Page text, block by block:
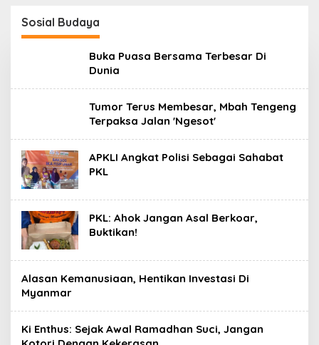
Persatuan Bangsa
Sosial Budaya
Buka Puasa Bersama Terbesar Di
Dunia
Tumor Terus Membesar, Mbah Tengeng
Terpaksa Jalan 'Ngesot'
APKLI Angkat Polisi Sebagai Sahabat
PKL
PKL: Ahok Jangan Asal Berkoar,
Buktikan!
Alasan Kemanusiaan, Hentikan Investasi Di
Myanmar
Ki Enthus: Sejak Awal Ramadhan Suci, Jangan